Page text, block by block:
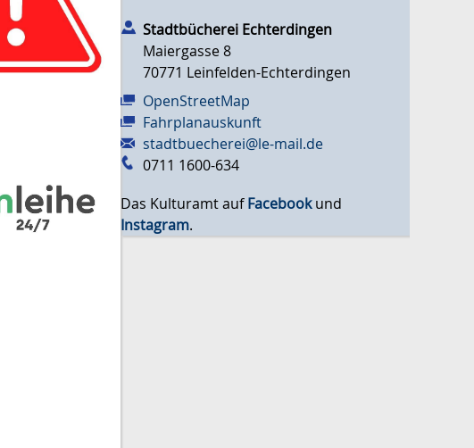
Stadtbücherei Echterdingen
Maiergasse 8
70771 Leinfelden-Echterdingen
OpenStreetMap
Fahrplanauskunft
stadtbuecherei@le-mail.de
0711 1600-634
Das Kulturamt aufFacebookund
Instagram.